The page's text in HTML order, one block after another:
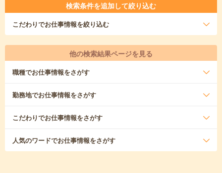
検索条件を追加して絞り込む
こだわりでお仕事情報を絞り込む
他の検索結果ページを見る
職種でお仕事情報をさがす
勤務地でお仕事情報をさがす
こだわりでお仕事情報をさがす
人気のワードでお仕事情報をさがす